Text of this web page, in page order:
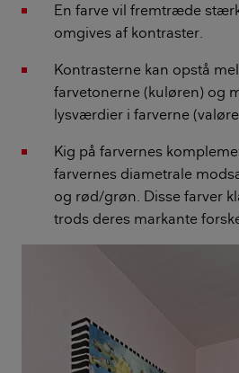
En farve vil fremtræde
omgives af kontraster.
Kontrasterne kan opstå
farvetonerne (kuløren) og
lysværdier i farverne
Kig på farvernes
farvernes diametrale
og rød/grøn. Disse farver
trods deres markante